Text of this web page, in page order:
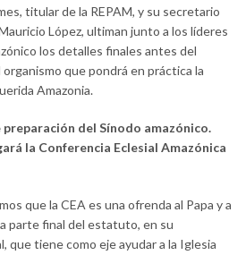
titular de la REPAM, y su secretario
López, ultiman junto a los líderes
los detalles finales antes del
que pondrá en práctica la
Amazonia.
preparación del Sínodo amazónico.
la Conferencia Eclesial Amazónica
que la CEA es una ofrenda al Papa y a
parte final del estatuto, en su
que tiene como eje ayudar a la Iglesia